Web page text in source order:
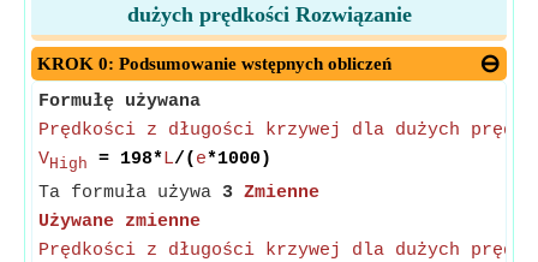
dużych prędkości Rozwiązanie
KROK 0: Podsumowanie wstępnych obliczeń
Formułę używana
Prędkości z długości krzywej dla dużych
VHigh = 198*L/( e*1000)
Ta formuła używa 3 Zmienne
Używane zmienne
Prędkości z długości krzywej dla dużych